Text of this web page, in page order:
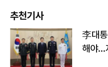
추천기사
李대
해야…